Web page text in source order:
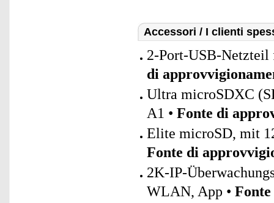
Accessori / I clienti
2-Port-USB-
di
Ultra microSDXC
A1 • Fonte di
Elite microSD, mit
Fonte di
2K-IP-
WLAN, App •